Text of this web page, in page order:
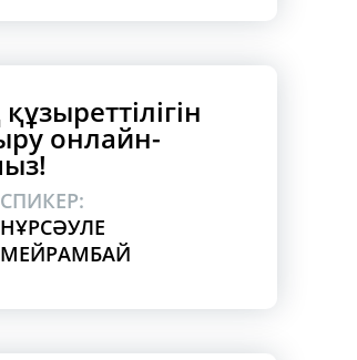
онлайн-
СПИКЕР:
НҰРСӘУЛЕ
МЕЙРАМБАЙ